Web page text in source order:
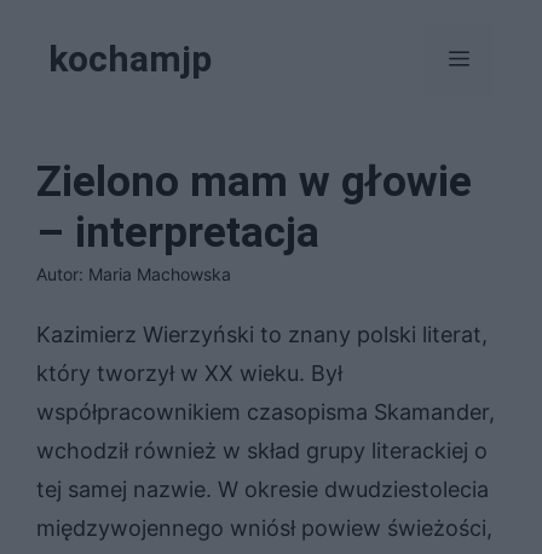
kochamjp Menu
Zielono mam w głowie
– interpretacja
Autor: Maria Machowska
Kazimierz Wierzyński to znany polski literat,
który tworzył w XX wieku. Był
współpracownikiem czasopisma Skamander,
wchodził również w skład grupy literackiej o
tej samej nazwie. W okresie dwudziestolecia
międzywojennego wniósł powiew świeżości,